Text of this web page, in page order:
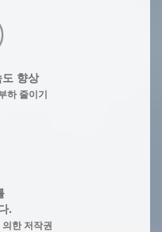
향상
하 줄이기
.
한 저작권